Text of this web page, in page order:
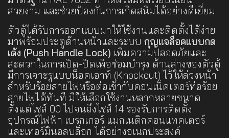
สวยงาม และช่วยป้องกันการเกิดสนิมได้อย่างดีเยี่ยม
ตัวตู้ได้รับการออกแบบมาให้ใช้งานและติดตั้งได้ง่าย
มาพร้อมประตูด้านหน้าและระบบ กุญแจล็อคแบบกด
เด้ง (Push Handle Lock) เพิ่มความปลอดภัยและ
สะดวกในการเปิด-ปิดเพื่อซ่อมบำรุง ด้านล่างของตัวตู้
มีการเจาะรูแบบน็อคเอาท์ (Knockout) ไว้ให้ล่วงหน้า
สำหรับร้อยสายไฟหรือต่อเข้ากับคอนเน็คเตอร์ท่อร้อย
สายไฟได้ทันที มีให้เลือกใช้งานหลากหลายขนาด
ตั้งแต่ไซส์ 00 ไปจนถึงไซส์ 14 รองรับการติดตั้ง
อุปกรณ์ไฟฟ้า เบรกเกอร์ แมกเนติกคอนแทคเตอร์
และเทอร์มินอลบล็อก ได้อย่างอเนกประสงค์